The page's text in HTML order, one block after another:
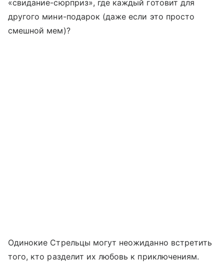
«свидание-сюрприз», где каждый готовит для
другого мини-подарок (даже если это просто
смешной мем)?
Одинокие Стрельцы могут неожиданно встретить
того, кто разделит их любовь к приключениям.